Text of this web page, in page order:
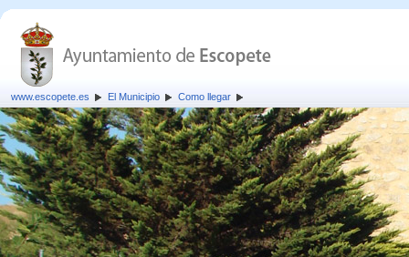
www.escopete.es El Municipio Como llegar